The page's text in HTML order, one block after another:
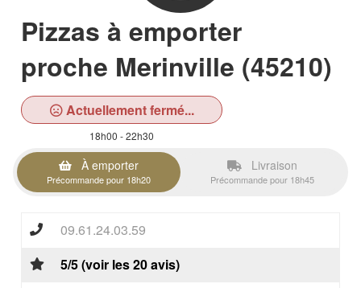
Pizzas à emporter
proche Merinville (45210)
Actuellement fermé...
18h00 - 22h30
À emporter
Précommande pour 18h20
Livraison
Précommande pour 18h45
09.61.24.03.59
5/5 (voir les 20 avis)